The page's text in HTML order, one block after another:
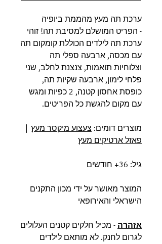
ערכת תה מעץ מהממת ביופיה
- הפריט המושלם למסיבת תה! זוהי
ערכת תה לילדים הכוללת קומקום תה
עם מכסה, ארבעה ספלי תה
וצלוחיות תואמות, צנצנת לחלב, שני
פלחי לימון, ארבעה שקיות תה,
כופסת אחסון קטנה, 2 כפיות ומגש
עם מקום להגשת כל הפריטים.
מוצרים דומים: צעצוע מיקסר מעץ |
פאזל ארטיקים מעץ
גיל: 36+ חודשים
המוצר מאושר על ידי מכון התקנים
הישראלי והאירופאי
אזהרה - מכיל חלקים קטנים העלולים
לגרום לחנק. לא מותאם לילדים